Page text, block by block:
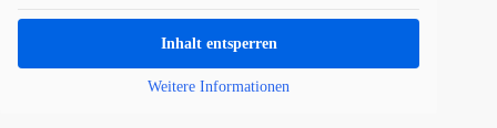
Inhalt entsperren
Weitere Informationen